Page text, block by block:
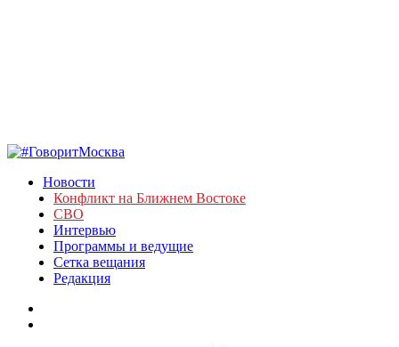
Новости
Конфликт на Ближнем Востоке
СВО
Интервью
Программы и ведущие
Сетка вещания
Редакция